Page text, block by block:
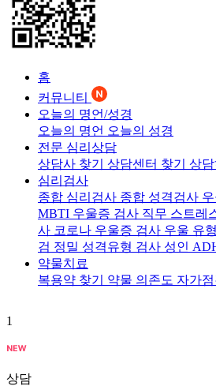
홈
커뮤니티
오늘의 명언/성경
오늘의 명언 오늘의 성경
전문 심리상담
상담사 찾기 상담센터 찾기 상담
심리검사
종합 심리검사 종합 성격검사
MBTI 우울증 검사 직무 스트레
사 코로나 우울증 검사 우울 유
검 정밀 성격유형 검사 성인
약물치료
복용약 찾기 약물 의존도 자가점
1
상담